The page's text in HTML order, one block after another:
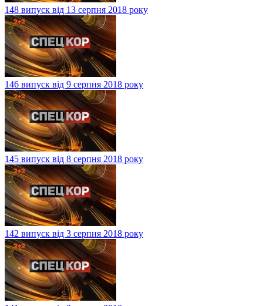
148 випуск від 13 серпня 2018 року
146 випуск від 9 серпня 2018 року
145 випуск від 8 серпня 2018 року
142 випуск від 3 серпня 2018 року